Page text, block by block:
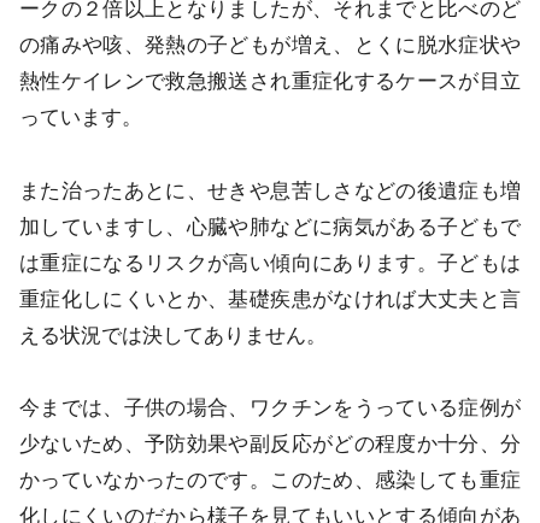
ークの２倍以上となりましたが、それまでと比べのど
の痛みや咳、発熱の子どもが増え、とくに脱水症状や
熱性ケイレンで救急搬送され重症化するケースが目立
っています。
また治ったあとに、せきや息苦しさなどの後遺症も増
加していますし、心臓や肺などに病気がある子どもで
は重症になるリスクが高い傾向にあります。子どもは
重症化しにくいとか、基礎疾患がなければ大丈夫と言
える状況では決してありません。
今までは、子供の場合、ワクチンをうっている症例が
少ないため、予防効果や副反応がどの程度か十分、分
かっていなかったのです。このため、感染しても重症
化しにくいのだから様子を見てもいいとする傾向があ